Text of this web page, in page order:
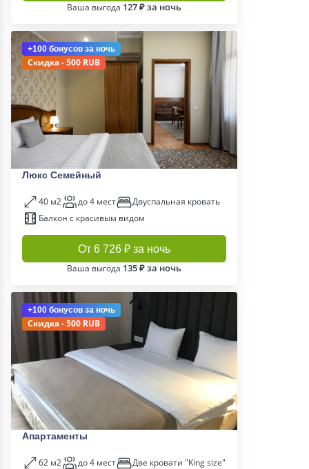
Ваша выгода 127 ₽ за ночь
+100 бонусов за ночь
Скидка - 500 RUB
Люкс Семейный
40 м2 до 4 мест
Двуспальная кровать
Балкон с красивым видом
От 6 726 ₽ за ночь
Ваша выгода 135 ₽ за ночь
+100 бонусов за ночь
Скидка - 500 RUB
Апартаменты
62 м2 до 4 мест
Две кровати "King size"